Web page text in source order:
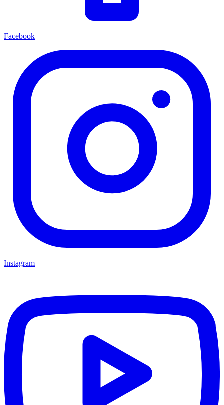
Facebook
Instagram